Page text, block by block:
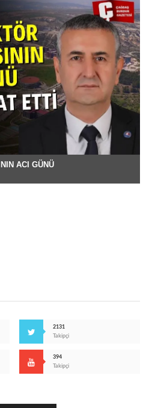
ACI GÜNÜ
2131
Takipçi
394
Takipçi